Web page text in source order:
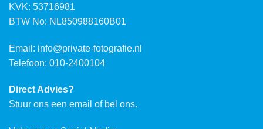
KVK: 53716981
BTW No: NL850988160B01
Email: info@private-fotografie.nl
Telefoon: 010-2400104
Direct Advies?
Stuur ons een email of bel ons.